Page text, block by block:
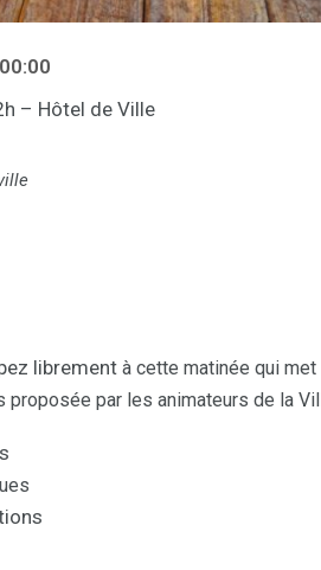
– Hôtel de Ville
librement à cette matinée qui
proposée par les animateurs de la